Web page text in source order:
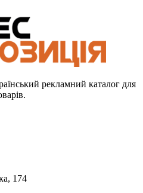
рекламний каталог для
174